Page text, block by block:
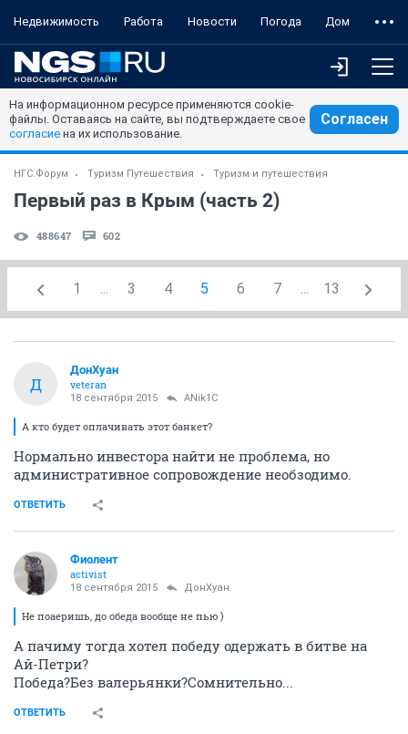
Недвижимость Работа Новости Погода Дом
На информационном ресурсе применяются cookie-
файлы. Оставаясь на сайте, вы подтверждаете свое
согласие на их использование.
Согласен
НГС.Форум Туризм Путешествия Туризм и путешествия
Первый раз в Крым (часть 2)
488647 602
1 ... 3 4 5 6 7 ... 13
Д
ДонХуан
veteran
18 сентября 2015 ANik1C
А кто будет оплачивать этот банкет?
Нормально инвестора найти не проблема, но
административное сопровождение необзодимо.
ОТВЕТИТЬ
Фиолент
activist
18 сентября 2015 ДонХуан
Не поаеришь, до обеда вообще не пью )
А пачиму тогда хотел победу одержать в битве на
Ай-Петри?
Победа?Без валерьянки?Сомнительно...
ОТВЕТИТЬ